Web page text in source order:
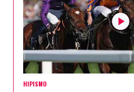
HIPISMO